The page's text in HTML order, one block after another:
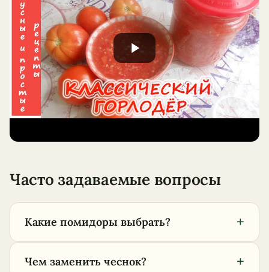
Часто задаваемые вопросы
Какие помидоры выбрать? +
Чем заменить чеснок? +